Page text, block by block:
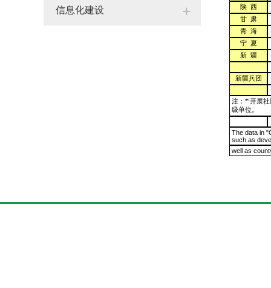
信息化建设 + 陕 西
甘 肃
青 海
宁 夏
新 疆
新疆兵团
注：*“开展
级单位。
The data in
such as
well as